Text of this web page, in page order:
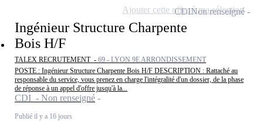
Ingénieur Structure Charpente
Bois H/F
TALEX RECRUTEMENT - 69 - LYON 9E ARRONDISSEMENT
POSTE : Ingénieur Structure Charpente Bois H/F DESCRIPTION : Rattaché au
responsable du service, vous prenez en charge l'intégralité d'un dossier, de la phase
de réponse à un appel d'offre jusqu'à la...
CDI - Non renseigné
Publié il y a 16 jours
CDINon renseigné
Ajouter cette offre à ma sélection